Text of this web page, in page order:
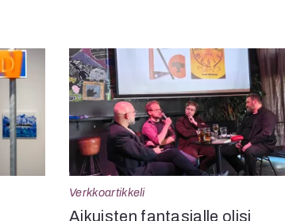
Verkkoartikkeli
Aikuisten fantasialle olisi